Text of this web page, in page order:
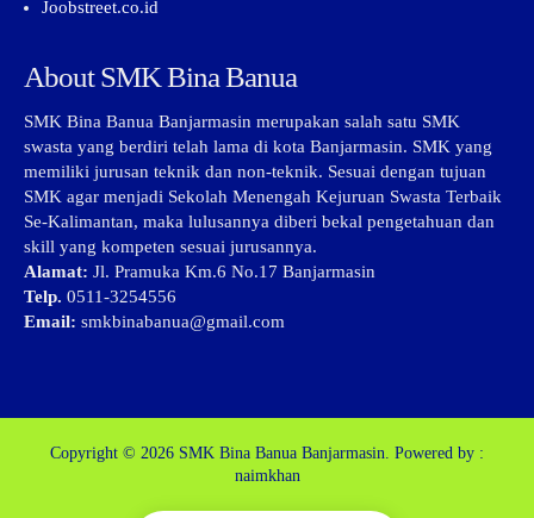
Joobstreet.co.id
About SMK Bina Banua
SMK Bina Banua Banjarmasin merupakan salah satu SMK
swasta yang berdiri telah lama di kota Banjarmasin. SMK yang
memiliki jurusan teknik dan non-teknik. Sesuai dengan tujuan
SMK agar menjadi Sekolah Menengah Kejuruan Swasta Terbaik
Se-Kalimantan, maka lulusannya diberi bekal pengetahuan dan
skill yang kompeten sesuai jurusannya.
Alamat: Jl. Pramuka Km.6 No.17 Banjarmasin
Telp. 0511-3254556
Email: smkbinabanua@gmail.com
Copyright © 2026 SMK Bina Banua Banjarmasin. Powered by :
naimkhan